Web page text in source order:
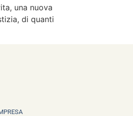
una nuova
di quanti